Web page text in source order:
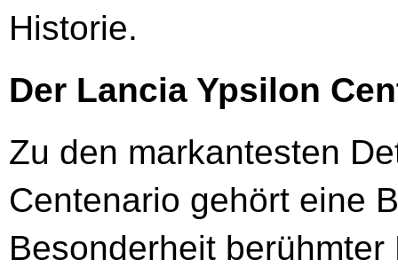
Historie.
Der Lancia Ypsilon
Zu den markantesten
Centenario gehört eine
Besonderheit